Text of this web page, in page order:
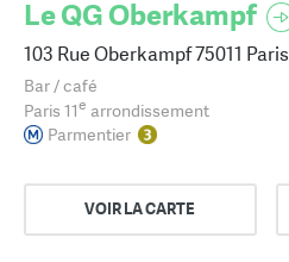
Le QG Oberkampf
103 Rue Oberkampf 75011 Paris
Bar / café
Paris 11e arrondissement
Parmentier
VOIR LA CARTE